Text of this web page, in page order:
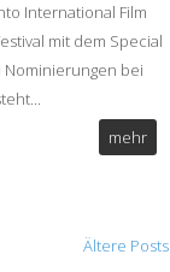
International Film
mit dem Special
Nominierungen bei
mehr
Ältere Posts